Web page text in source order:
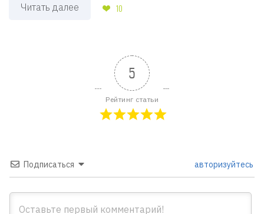
Читать далее 10
5
Рейтинг статьи
Подписаться авторизуйтесь